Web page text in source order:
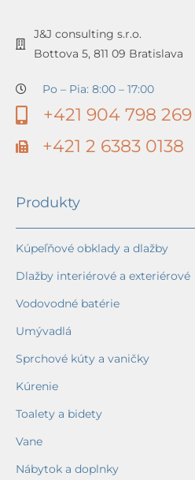
J&J consulting s.r.o.
Bottova 5, 811 09 Bratislava
Po – Pia: 8:00 – 17:00
+421 904 798 269
+421 2 6383 0138
Produkty
Kúpeľňové obklady a dlažby
Dlažby interiérové a exteriérové
Vodovodné batérie
Umývadlá
Sprchové kúty a vaničky
Kúrenie
Toalety a bidety
Vane
Nábytok a doplnky